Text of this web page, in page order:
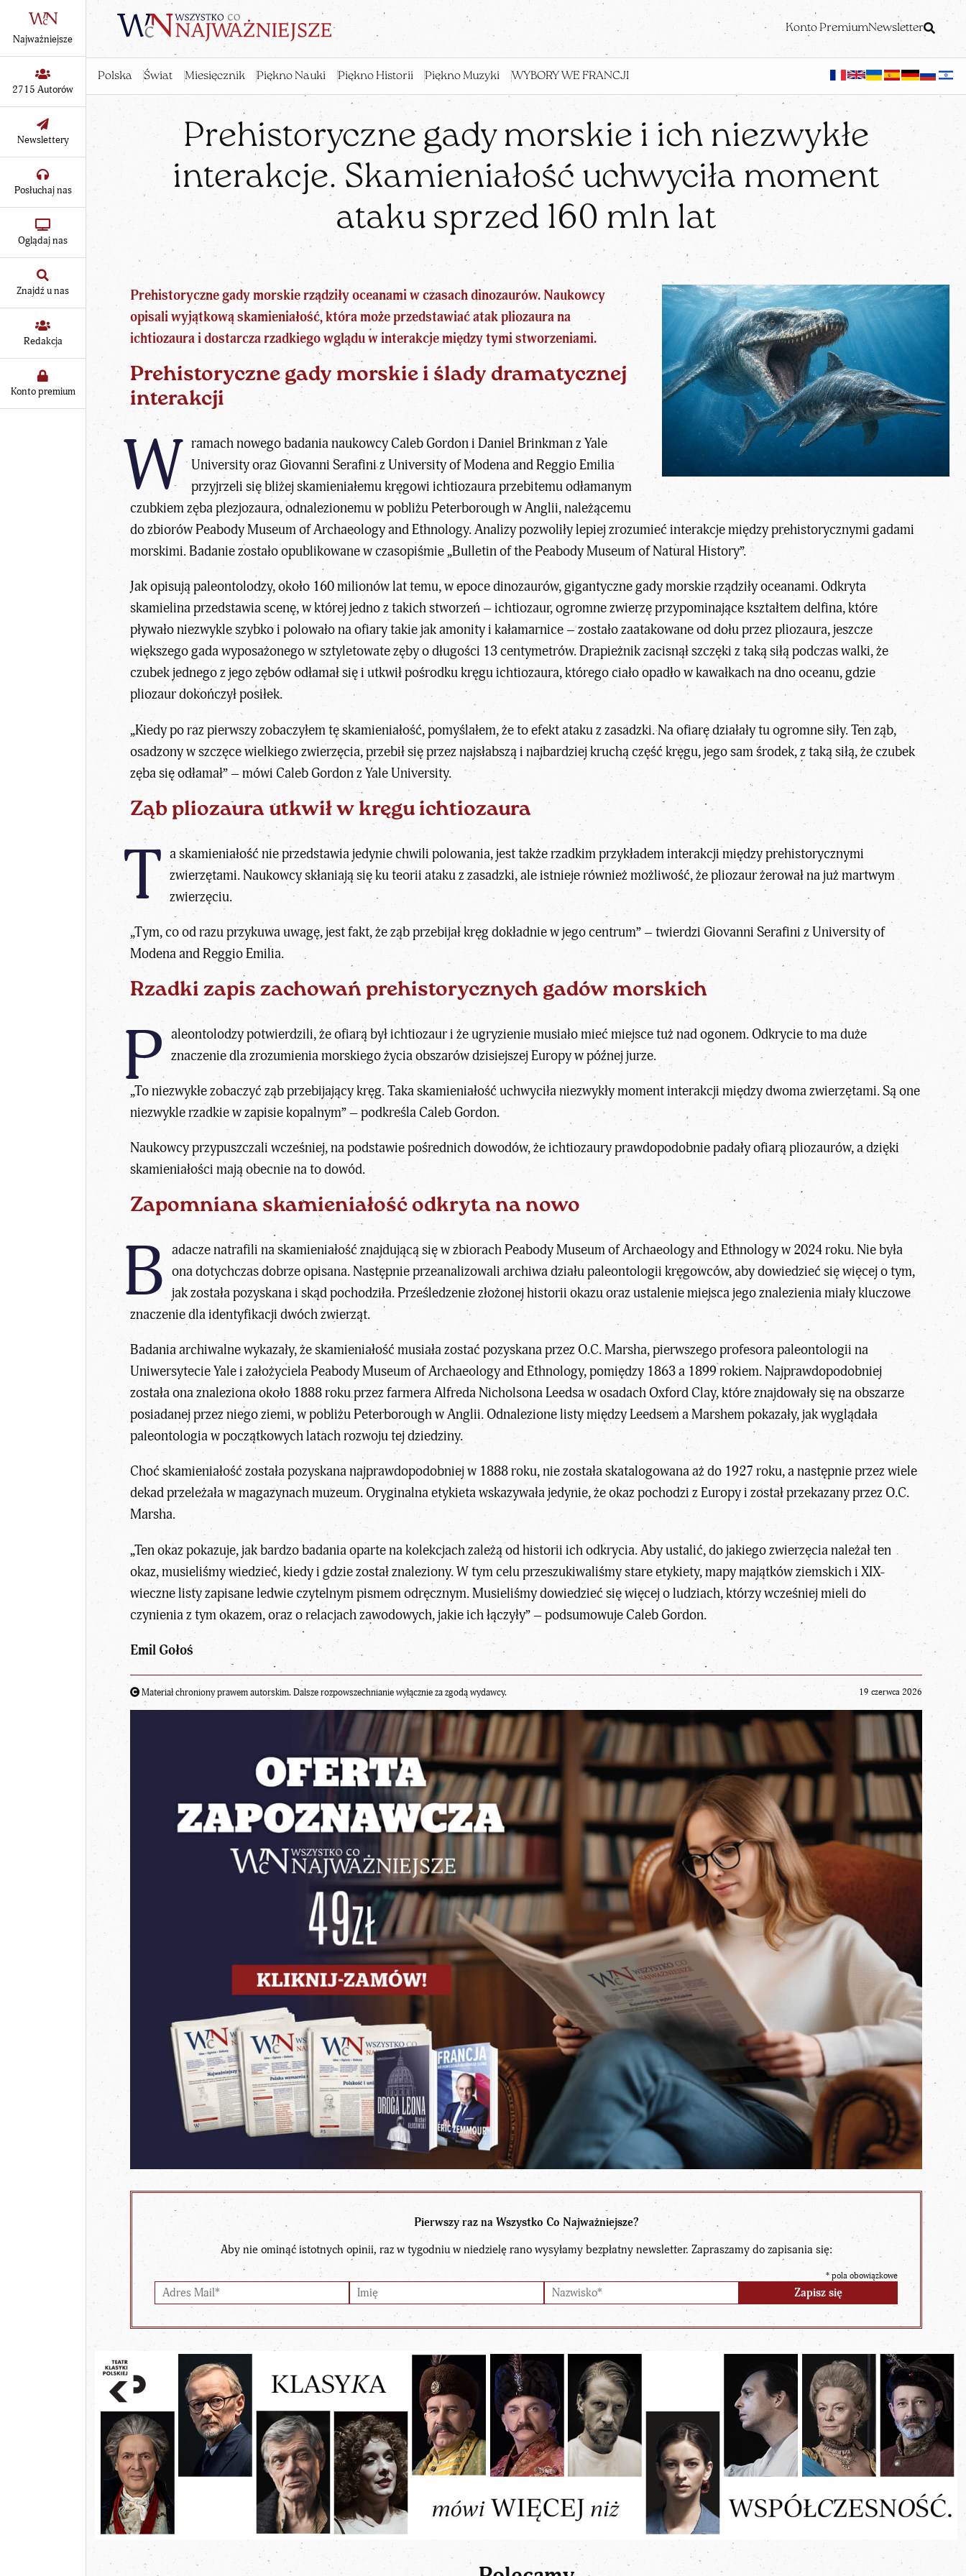
Konto PremiumNewsletter
Polska Świat Miesięcznik Piękno Nauki Piękno Historii Piękno Muzyki WYBORY WE FRANCJI
Najważniejsze
2715 Autorów
Newslettery
Posłuchaj nas
Oglądaj nas
Znajdź u nas
Redakcja
Konto premium
Prehistoryczne gady morskie i ich niezwykłe
interakcje. Skamieniałość uchwyciła moment
ataku sprzed 160 mln lat
Prehistoryczne gady morskie rządziły oceanamiw czasach dinozaurów. Naukowcy
opisali wyjątkową skamieniałość, która może przedstawiać atak pliozaura na
ichtiozaura i dostarcza rzadkiego wglądu w interakcje między tymi stworzeniami.
Prehistoryczne gady morskie i ślady dramatycznej
interakcji
W ramach nowego badania naukowcy Caleb Gordon i Daniel Brinkman z Yale
University oraz Giovanni Serafini z University of Modena and Reggio Emilia
przyjrzeli się bliżejskamieniałemu kręgowi ichtiozauraprzebitemu odłamanym
czubkiem zęba plezjozaura, odnalezionemu w pobliżu Peterborough w Anglii, należącemu
do zbiorów Peabody Museum of Archaeology and Ethnology. Analizy pozwoliły lepiej zrozumieć interakcje między prehistorycznymi gadami
morskimi. Badanie zostało opublikowane w czasopiśmie „Bulletin of the Peabody Museum of Natural History”.
Jak opisują paleontolodzy, około 160 milionów lat temu, w epoce dinozaurów, gigantyczne gady morskie rządziły oceanami. Odkryta
skamielina przedstawia scenę, w której jedno z takich stworzeń –ichtiozaur, ogromne zwierzę przypominające kształtem delfina, które
pływało niezwykle szybko i polowało na ofiary takie jak amonity i kałamarnice – zostało zaatakowane od dołu przez pliozaura, jeszcze
większego gada wyposażonego w sztyletowate zęby o długości 13 centymetrów. Drapieżnik zacisnął szczęki z taką siłą podczas walki, że
czubek jednego z jego zębów odłamał się i utkwił pośrodku kręgu ichtiozaura, którego ciało opadło w kawałkach na dno oceanu, gdzie
pliozaur dokończył posiłek.
„Kiedy po raz pierwszy zobaczyłem tę skamieniałość, pomyślałem, że to efekt ataku z zasadzki. Na ofiarę działały tu ogromne siły. Ten ząb,
osadzony w szczęce wielkiego zwierzęcia, przebił się przez najsłabszą i najbardziej kruchą część kręgu, jego sam środek, z taką siłą, że czubek
zęba się odłamał” – mówi Caleb Gordon z Yale University.
Ząb pliozaura utkwił w kręgu ichtiozaura
T askamieniałość nie przedstawia jedynie chwili polowania, jest także rzadkim przykładem interakcji między prehistorycznymi
zwierzętami. Naukowcy skłaniają się ku teorii ataku z zasadzki, ale istnieje również możliwość, że pliozaur żerował na już martwym
zwierzęciu.
„Tym, co od razu przykuwa uwagę, jest fakt, że ząb przebijał kręg dokładnie w jego centrum” – twierdzi Giovanni Serafini z University of
Modena and Reggio Emilia.
Rzadki zapis zachowań prehistorycznych gadów morskich
P aleontolodzy potwierdzili, że ofiarą był ichtiozaur i że ugryzienie musiało mieć miejsce tuż nad ogonem. Odkrycie to ma duże
znaczenie dlazrozumienia morskiego życiaobszarów dzisiejszej Europy w późnej jurze.
„To niezwykłe zobaczyć ząb przebijający kręg. Taka skamieniałość uchwyciła niezwykły moment interakcji między dwoma zwierzętami. Są one
niezwykle rzadkie w zapisie kopalnym” – podkreśla Caleb Gordon.
Naukowcy przypuszczali wcześniej, na podstawie pośrednich dowodów, żeichtiozaury prawdopodobnie padały ofiarą pliozaurów, a dzięki
skamieniałości mają obecnie na to dowód.
Zapomniana skamieniałość odkryta na nowo
B adacze natrafili na skamieniałość znajdującą się w zbiorach Peabody Museum of Archaeology and Ethnology w 2024 roku. Nie była
ona dotychczas dobrze opisana. Następnie przeanalizowali archiwa działu paleontologii kręgowców, aby dowiedzieć się więcej o tym,
jak została pozyskana i skąd pochodziła. Prześledzenie złożonej historii okazu oraz ustalenie miejsca jego znalezienia miały kluczowe
znaczenie dla identyfikacji dwóch zwierząt.
Badania archiwalne wykazały, żeskamieniałość musiała zostać pozyskana przez O.C. Marsha, pierwszego profesora paleontologii na
Uniwersytecie Yale i założyciela Peabody Museum of Archaeology and Ethnology, pomiędzy 1863 a 1899 rokiem. Najprawdopodobniej
została ona znaleziona około 1888 roku przez farmera Alfreda Nicholsona Leedsa w osadach Oxford Clay, które znajdowały się na obszarze
posiadanej przez niego ziemi, w pobliżu Peterborough w Anglii. Odnalezione listy między Leedsem a Marshem pokazały, jak wyglądała
paleontologia w początkowych latach rozwoju tej dziedziny.
Choć skamieniałość została pozyskana najprawdopodobniej w 1888 roku, nie została skatalogowana aż do 1927 roku, a następnie przez wiele
dekad przeleżała w magazynach muzeum. Oryginalna etykieta wskazywała jedynie, że okaz pochodzi z Europy i został przekazany przez O.C.
Marsha.
„Ten okaz pokazuje, jak bardzo badania oparte na kolekcjach zależą od historii ich odkrycia. Aby ustalić, do jakiego zwierzęcia należał ten
okaz, musieliśmy wiedzieć, kiedy i gdzie został znaleziony. W tym celu przeszukiwaliśmy stare etykiety, mapy majątków ziemskich i XIX-
wieczne listy zapisane ledwie czytelnym pismem odręcznym. Musieliśmy dowiedzieć się więcej o ludziach, którzy wcześniej mieli do
czynienia z tym okazem, oraz o relacjach zawodowych, jakie ich łączyły” – podsumowuje Caleb Gordon.
Emil Gołoś
Materiał chroniony prawem autorskim. Dalsze rozpowszechnianie wyłącznie za zgodą wydawcy. 19 czerwca 2026
Pierwszy raz na Wszystko Co Najważniejsze?
Aby nie ominąć istotnych opinii, raz w tygodniu w niedzielę rano wysyłamy bezpłatny newsletter. Zapraszamy do zapisania się:
*pola obowiązkowe